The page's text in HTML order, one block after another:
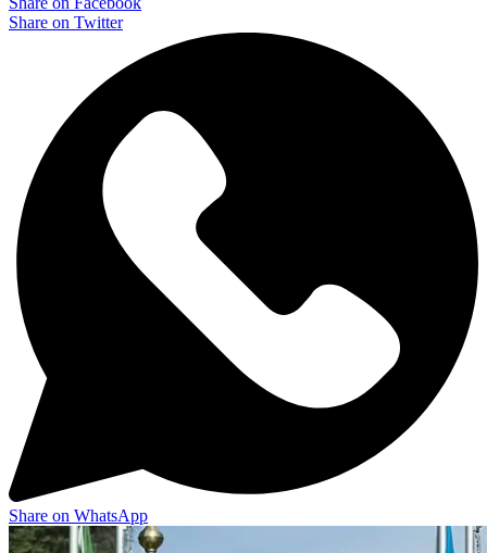
Share on Twitter
Share on WhatsApp